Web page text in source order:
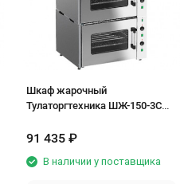
Шкаф жарочный
Тулаторгтехника ШЖ-150-3С
91 435 ₽
В наличии у поставщика